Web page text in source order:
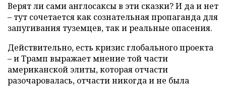
Верят ли сами англосаксы в эти сказки? И да и нет
– тут сочетается как сознательная пропаганда для
запугивания туземцев, так и реальные опасения.
Действительно, есть кризис глобального проекта
– и Трамп выражает мнение той части
американской элиты, которая отчасти
разочаровалась, отчасти никогда и не была